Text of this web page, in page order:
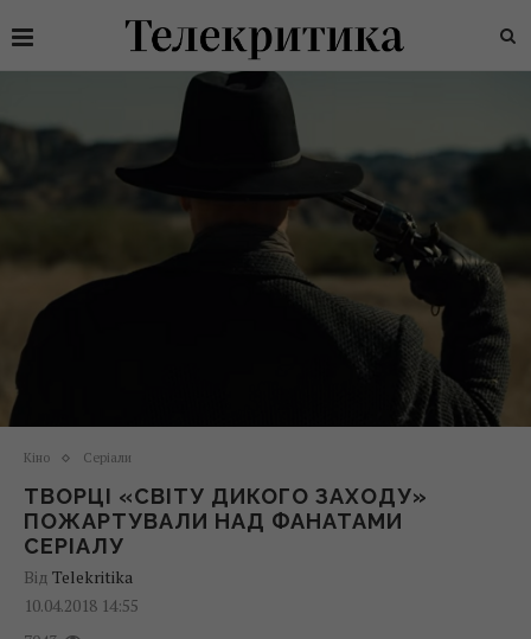
Кіно Серіали
ТВОРЦІ «СВІТУ ДИКОГО ЗАХОДУ»
ПОЖАРТУВАЛИ НАД ФАНАТАМИ
СЕРІАЛУ
Від Telekritika
10.04.2018 14:55